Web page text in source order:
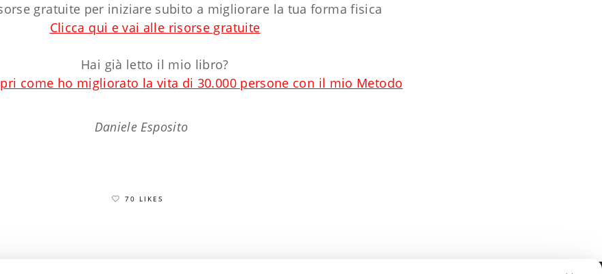
gratuite per iniziare subito a migliorare la tua forma fisica
Clicca qui e vai alle risorse gratuite
Hai già letto il mio libro?
come ho migliorato la vita di 30.000 persone con il mio Metodo
Daniele Esposito
70 LIKES